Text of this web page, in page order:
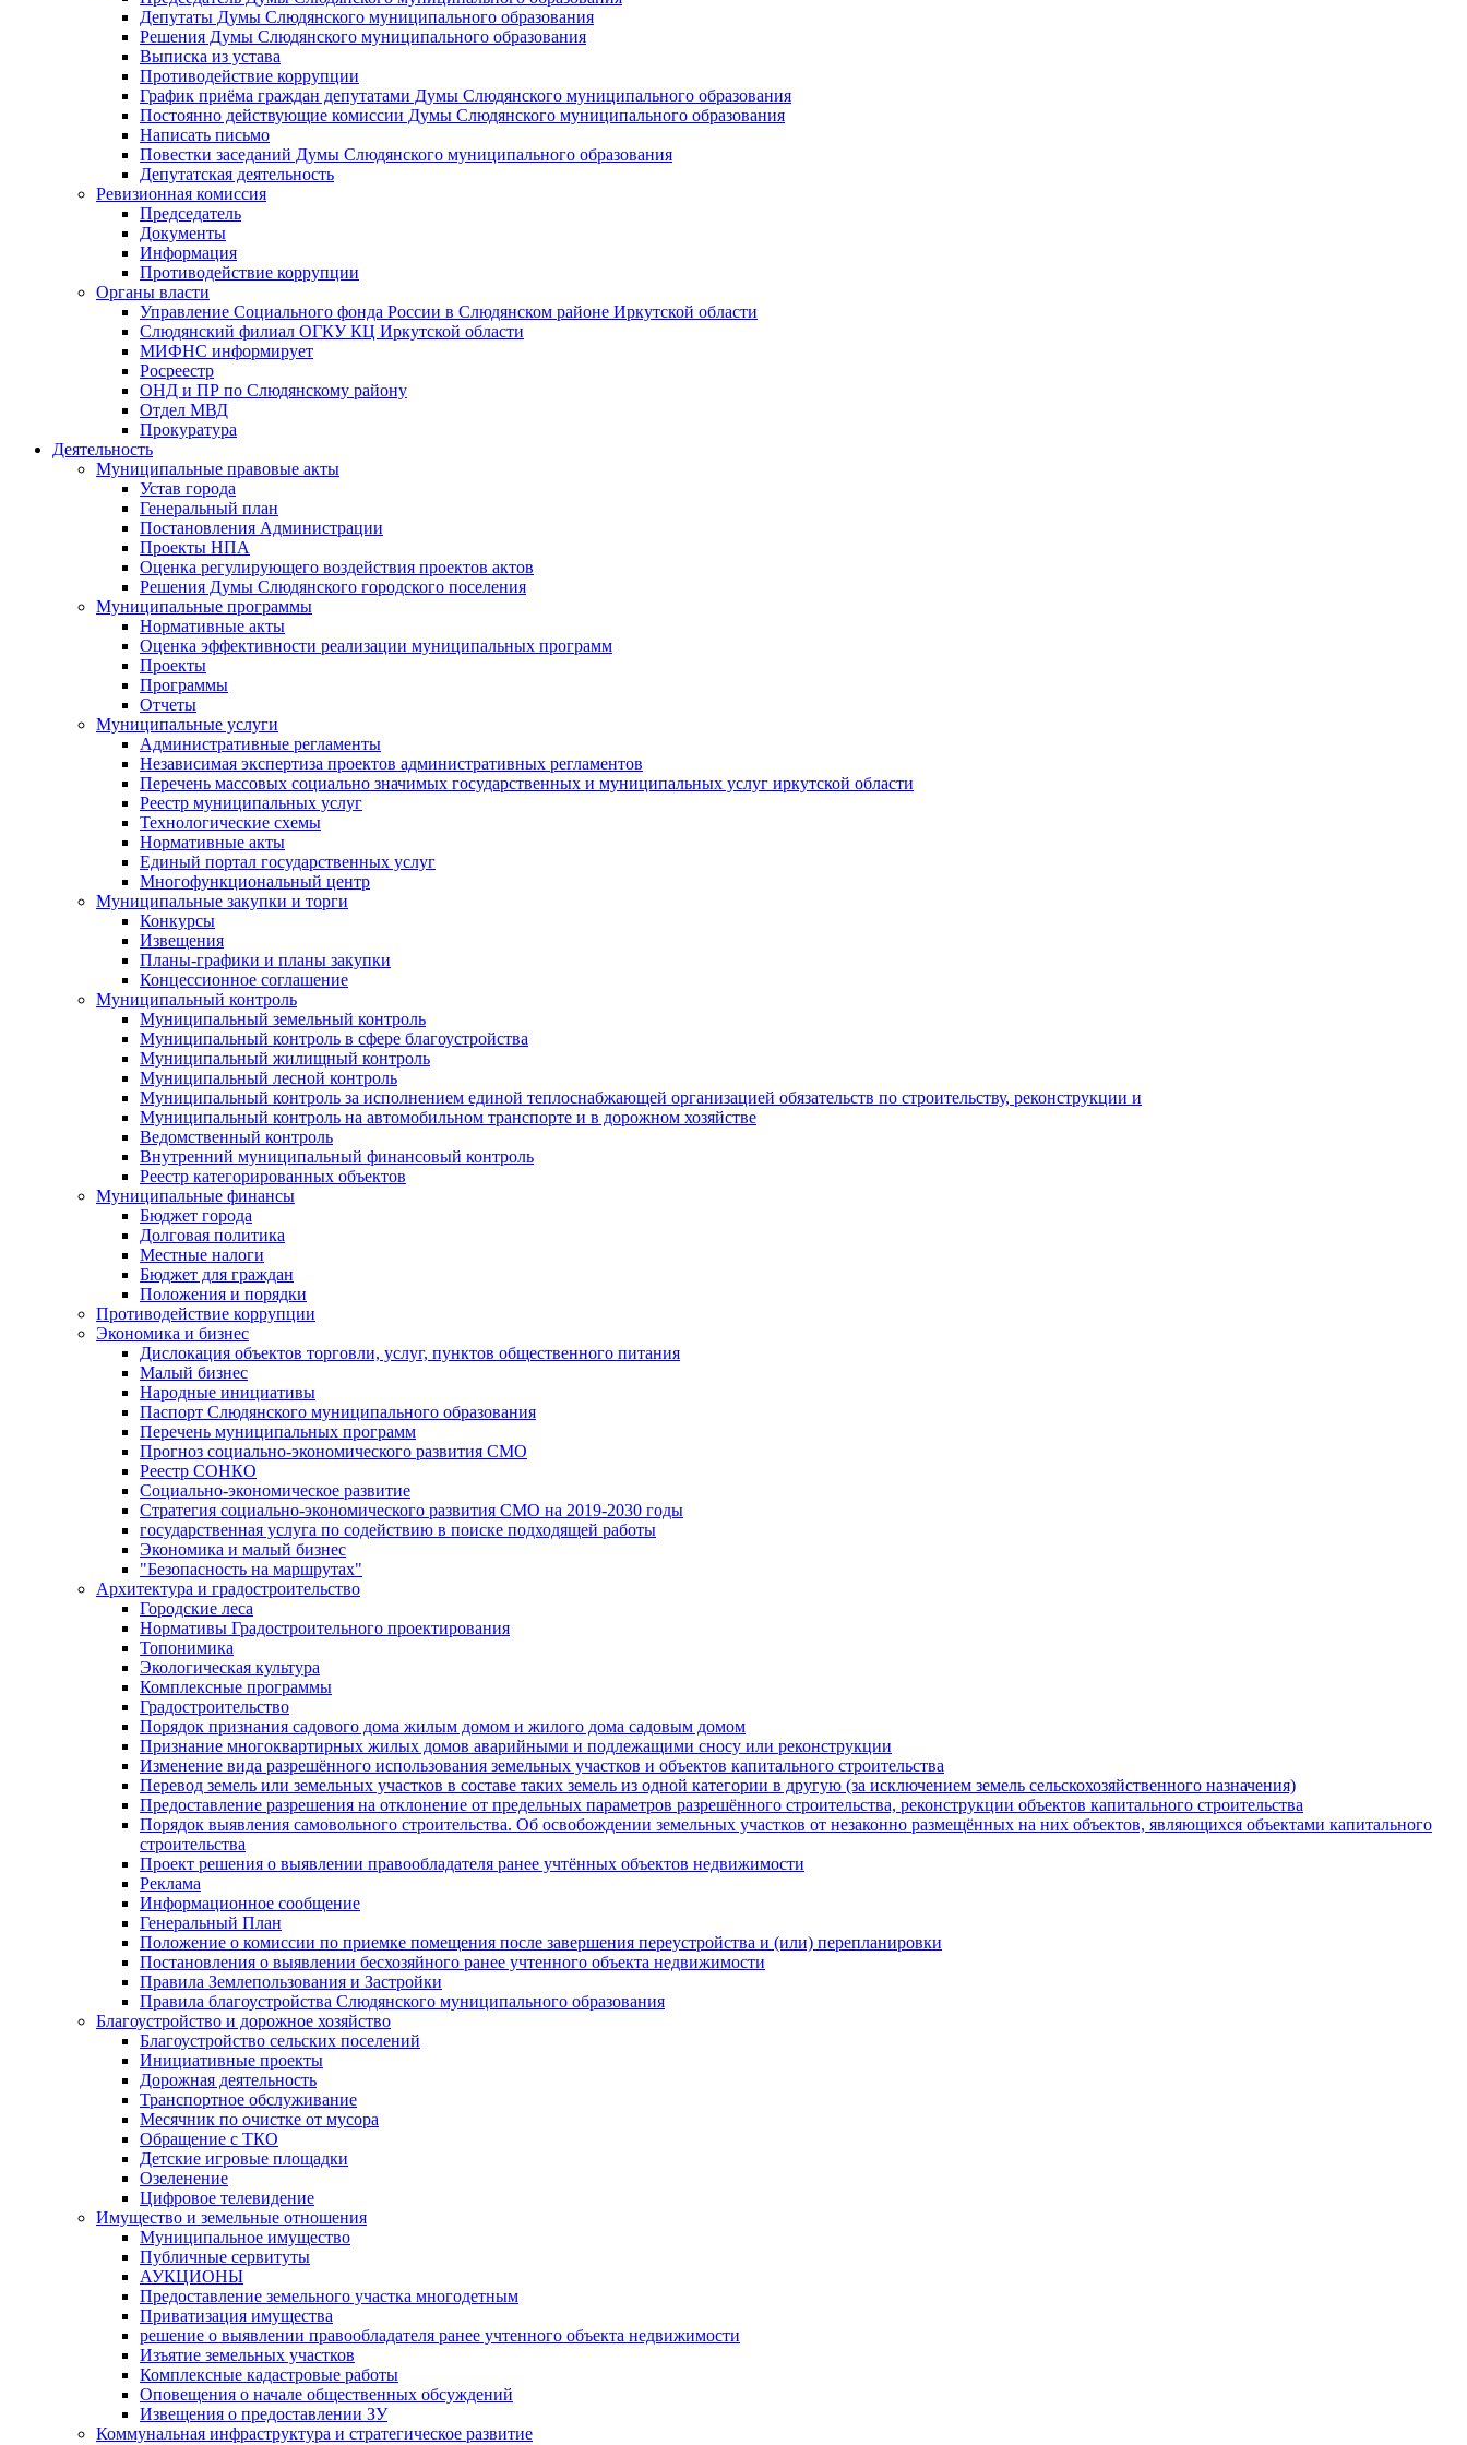
Депутаты Думы Слюдянского муниципального образования
Решения Думы Слюдянского муниципального образования
Выписка из устава
Противодействие коррупции
График приёма граждан депутатами Думы Слюдянского муниципального образования
Постоянно действующие комиссии Думы Слюдянского муниципального образования
Написать письмо
Повестки заседаний Думы Слюдянского муниципального образования
Депутатская деятельность
Ревизионная комиссия
Председатель
Документы
Информация
Противодействие коррупции
Органы власти
Управление Социального фонда России в Слюдянском районе Иркутской области
Слюдянский филиал ОГКУ КЦ Иркутской области
МИФНС информирует
Росреестр
ОНД и ПР по Слюдянскому району
Отдел МВД
Прокуратура
Деятельность
Муниципальные правовые акты
Устав города
Генеральный план
Постановления Администрации
Проекты НПА
Оценка регулирующего воздействия проектов актов
Решения Думы Слюдянского городского поселения
Муниципальные программы
Нормативные акты
Оценка эффективности реализации муниципальных программ
Проекты
Программы
Отчеты
Муниципальные услуги
Административные регламенты
Независимая экспертиза проектов административных регламентов
Перечень массовых социально значимых государственных и муниципальных услуг иркутской области
Реестр муниципальных услуг
Технологические схемы
Нормативные акты
Единый портал государственных услуг
Многофункциональный центр
Муниципальные закупки и торги
Конкурсы
Извещения
Планы-графики и планы закупки
Концессионное соглашение
Муниципальный контроль
Муниципальный земельный контроль
Муниципальный контроль в сфере благоустройства
Муниципальный жилищный контроль
Муниципальный лесной контроль
Муниципальный контроль за исполнением единой теплоснабжающей организацией обязательств по строительству, реконструкции и
Муниципальный контроль на автомобильном транспорте и в дорожном хозяйстве
Ведомственный контроль
Внутренний муниципальный финансовый контроль
Реестр категорированных объектов
Муниципальные финансы
Бюджет города
Долговая политика
Местные налоги
Бюджет для граждан
Положения и порядки
Противодействие коррупции
Экономика и бизнес
Дислокация объектов торговли, услуг, пунктов общественного питания
Малый бизнес
Народные инициативы
Паспорт Слюдянского муниципального образования
Перечень муниципальных программ
Прогноз социально-экономического развития СМО
Реестр СОНКО
Социально-экономическое развитие
Стратегия социально-экономического развития СМО на 2019-2030 годы
государственная услуга по содействию в поиске подходящей работы
Экономика и малый бизнес
"Безопасность на маршрутах"
Архитектура и градостроительство
Городские леса
Нормативы Градостроительного проектирования
Топонимика
Экологическая культура
Комплексные программы
Градостроительство
Порядок признания садового дома жилым домом и жилого дома садовым домом
Признание многоквартирных жилых домов аварийными и подлежащими сносу или реконструкции
Изменение вида разрешённого использования земельных участков и объектов капитального строительства
Перевод земель или земельных участков в составе таких земель из одной категории в другую (за исключением земель сельскохозяйственного назначения)
Предоставление разрешения на отклонение от предельных параметров разрешённого строительства, реконструкции объектов капитального строительства
Порядок выявления самовольного строительства. Об освобождении земельных участков от незаконно размещённых на них объектов, являющихся объектами капитального
строительства
Проект решения о выявлении правообладателя ранее учтённых объектов недвижимости
Реклама
Информационное сообщение
Генеральный План
Положение о комиссии по приемке помещения после завершения переустройства и (или) перепланировки
Постановления о выявлении бесхозяйного ранее учтенного объекта недвижимости
Правила Землепользования и Застройки
Правила благоустройства Слюдянского муниципального образования
Благоустройство и дорожное хозяйство
Благоустройство сельских поселений
Инициативные проекты
Дорожная деятельность
Транспортное обслуживание
Месячник по очистке от мусора
Обращение с ТКО
Детские игровые площадки
Озеленение
Цифровое телевидение
Имущество и земельные отношения
Муниципальное имущество
Публичные сервитуты
АУКЦИОНЫ
Предоставление земельного участка многодетным
Приватизация имущества
решение о выявлении правообладателя ранее учтенного объекта недвижимости
Изъятие земельных участков
Комплексные кадастровые работы
Оповещения о начале общественных обсуждений
Извещения о предоставлении ЗУ
Коммунальная инфраструктура и стратегическое развитие